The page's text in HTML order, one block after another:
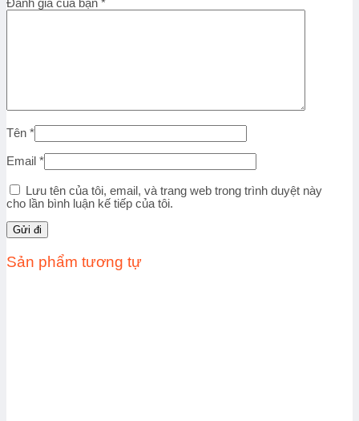
Đánh giá của bạn *
Tên *
Email *
Lưu tên của tôi, email, và trang web trong trình duyệt này
cho lần bình luận kế tiếp của tôi.
Sản phẩm tương tự